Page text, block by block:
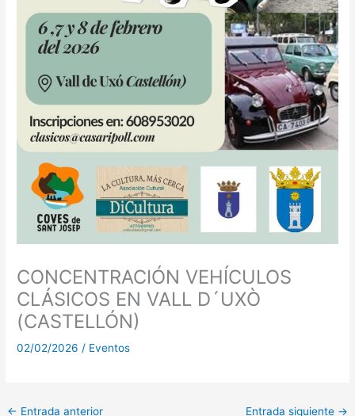
CONCENTRACIÓN VEHÍCULOS
CLÁSICOS EN VALL D´UXÒ
(CASTELLÓN)
02/02/2026 / Eventos
← Entrada anterior Entrada siguiente →